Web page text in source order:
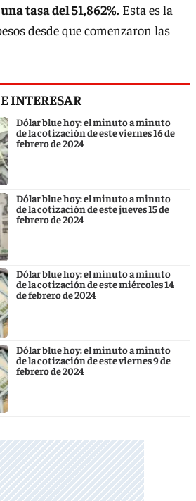
tasa del 51,862%. Esta es la
desde que comenzaron las
INTERESAR
Dólar blue hoy: el minuto a minuto
de la cotización de este viernes 16 de
febrero de 2024
Dólar blue hoy: el minuto a minuto
de la cotización de este jueves 15 de
febrero de 2024
Dólar blue hoy: el minuto a minuto
de la cotización de este miércoles 14
de febrero de 2024
Dólar blue hoy: el minuto a minuto
de la cotización de este viernes 9 de
febrero de 2024